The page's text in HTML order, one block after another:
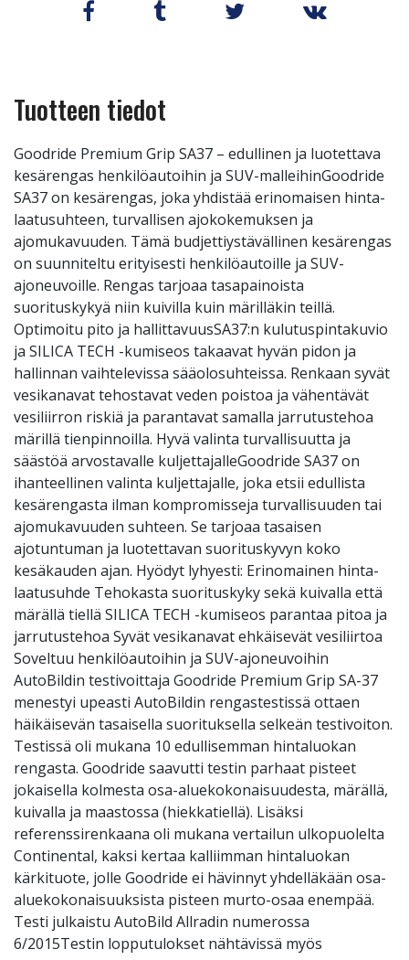
Tuotteen tiedot
Goodride Premium Grip SA37 – edullinen ja luotettava
kesärengas henkilöautoihin ja SUV-malleihinGoodride
SA37 on kesärengas, joka yhdistää erinomaisen hinta-
laatusuhteen, turvallisen ajokokemuksen ja
ajomukavuuden. Tämä budjettiystävällinen kesärengas
on suunniteltu erityisesti henkilöautoille ja SUV-
ajoneuvoille. Rengas tarjoaa tasapainoista
suorituskykyä niin kuivilla kuin märilläkin teillä.
Optimoitu pito ja hallittavuusSA37:n kulutuspintakuvio
ja SILICA TECH -kumiseos takaavat hyvän pidon ja
hallinnan vaihtelevissa sääolosuhteissa. Renkaan syvät
vesikanavat tehostavat veden poistoa ja vähentävät
vesiliirron riskiä ja parantavat samalla jarrutustehoa
märillä tienpinnoilla. Hyvä valinta turvallisuutta ja
säästöä arvostavalle kuljettajalleGoodride SA37 on
ihanteellinen valinta kuljettajalle, joka etsii edullista
kesärengasta ilman kompromisseja turvallisuuden tai
ajomukavuuden suhteen. Se tarjoaa tasaisen
ajotuntuman ja luotettavan suorituskyvyn koko
kesäkauden ajan. Hyödyt lyhyesti: Erinomainen hinta-
laatusuhde Tehokasta suorituskyky sekä kuivalla että
märällä tiellä SILICA TECH -kumiseos parantaa pitoa ja
jarrutustehoa Syvät vesikanavat ehkäisevät vesiliirtoa
Soveltuu henkilöautoihin ja SUV-ajoneuvoihin
AutoBildin testivoittaja Goodride Premium Grip SA-37
menestyi upeasti AutoBildin rengastestissä ottaen
häikäisevän tasaisella suorituksella selkeän testivoiton.
Testissä oli mukana 10 edullisemman hintaluokan
rengasta. Goodride saavutti testin parhaat pisteet
jokaisella kolmesta osa-aluekokonaisuudesta, märällä,
kuivalla ja maastossa (hiekkatiellä). Lisäksi
referenssirenkaana oli mukana vertailun ulkopuolelta
Continental, kaksi kertaa kalliimman hintaluokan
kärkituote, jolle Goodride ei hävinnyt yhdelläkään osa-
aluekokonaisuuksista pisteen murto-osaa enempää.
Testi julkaistu AutoBild Allradin numerossa
6/2015Testin lopputulokset nähtävissä myös